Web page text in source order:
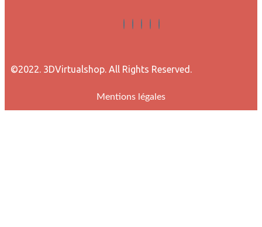
©2022. 3DVirtualshop. All Rights Reserved.
Mentions légales